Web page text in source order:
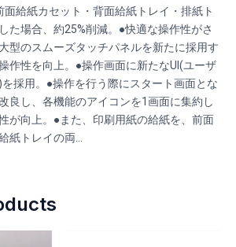
給紙カセット・背面給紙トレイ・排紙ト
た場合、約25%削減。●快適な操作性がさ
型のスムーズタッチパネルを新たに採用す
作性を向上。●操作画面に新たなUI(ユーザ
採用。●操作を行う際にスタート画面とな
良し、各機能のアイコンを1画面に集約し
が向上。●また、印刷用紙の給紙を、前面
紙トレイの両…